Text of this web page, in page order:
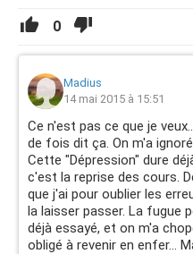
0
Madius
14 mai 2015 à 15:51
Ce n'est pas ce que je
de fois dit ça. On m'a
Cette "Dépression" dure
c'est la reprise des cours.
que j'ai pour oublier les
la laisser passer. La fugue
déjà essayé, et on m'a
obligé à revenir en enfer...